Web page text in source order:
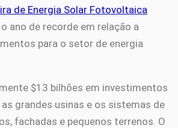
de Energia Solar Fotovoltaica
ano de recorde em relação a
para o setor de energia
$13 bilhões em investimentos
grandes usinas e os sistemas de
fachadas e pequenos terrenos. O